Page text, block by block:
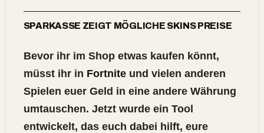
SPARKASSE ZEIGT MÖGLICHE SKINS PREISE
Bevor ihr im Shop etwas kaufen könnt,
müsst ihr in Fortniteund vielen anderen
Spielen euer Geld in eine andere Währung
umtauschen. Jetzt wurde ein Tool
entwickelt, das euch dabei hilft, eure